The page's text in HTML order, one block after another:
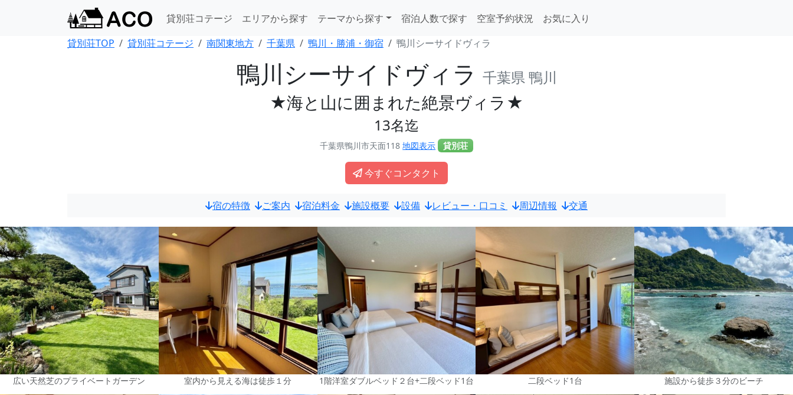
貸別荘コテージ エリアから探す テーマから探す 宿泊人数で探す 空室予約状況
お気に入り
貸別荘TOP
貸別荘コテージ 南関東地方 千葉県 鴨川・勝浦・御宿 鴨川シーサイドヴィラ
鴨川シーサイドヴィラ 千葉県 鴨川
★海と山に囲まれた絶景ヴィラ★
13名迄
千葉県鴨川市天面118地図表示 貸別荘
今すぐコンタクト
宿の特徴 ご案内 宿泊料金 施設概要 設備 レビュー・口コミ 周辺情報 交通
広い天然芝のプライベートガーデン 室内から見える海は徒歩１分 1階洋室ダブルベッド２台+二段ベッド1台 二段ベッド1台 施設から徒歩３分のビーチ